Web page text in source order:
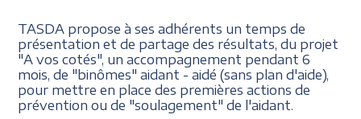
TASDA propose à ses adhérents un temps de
présentation et de partage des résultats, du projet
"A vos cotés", un accompagnement pendant 6
mois, de "binômes" aidant - aidé (sans plan d'aide),
pour mettre en place des premières actions de
prévention ou de "soulagement" de l'aidant.